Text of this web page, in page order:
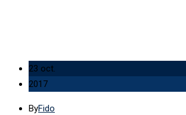
23 oct.
2017
ByFido